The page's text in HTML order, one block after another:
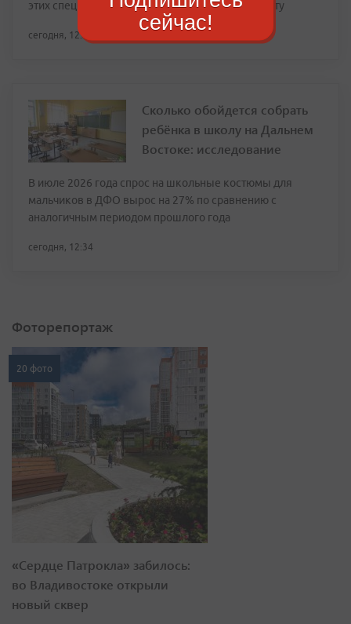
этих специалистов достиг 189 847 рублей за вахту
сегодня, 12:37
Сколько обойдется собрать
ребёнка в школу на Дальнем
Востоке: исследование
В июле 2026 года спрос на школьные костюмы для
мальчиков в ДФО вырос на 27% по сравнению с
аналогичным периодом прошлого года
сегодня, 12:34
Фоторепортаж
20 фото
«Сердце Патрокла» забилось:
во Владивостоке открыли
новый сквер
сейчас!